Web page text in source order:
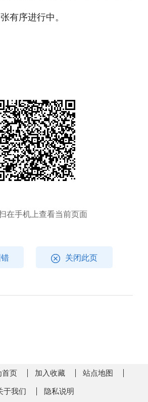
有序进行中。
在手机上查看当前页面
关闭此页
首页 加入收藏 站点地图
于我们 隐私说明